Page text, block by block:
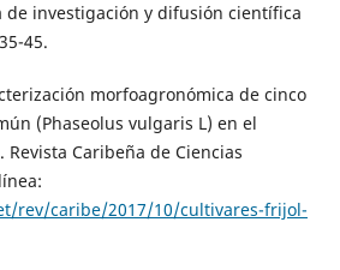
de investigación y difusión científica
45.
morfoagronómica de cinco
(Phaseolus vulgaris L) en el
Revista Caribeña de Ciencias
rev/caribe/2017/10/cultivares-frijol-